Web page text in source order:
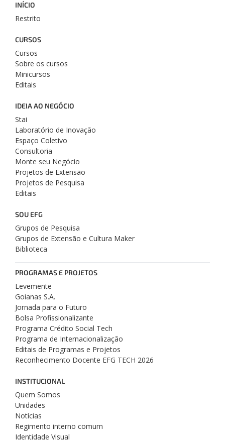
INÍCIO
Restrito
CURSOS
Cursos
Sobre os cursos
Minicursos
Editais
IDEIA AO NEGÓCIO
Stai
Laboratório de Inovação
Espaço Coletivo
Consultoria
Monte seu Negócio
Projetos de Extensão
Projetos de Pesquisa
Editais
SOU EFG
Grupos de Pesquisa
Grupos de Extensão e Cultura Maker
Biblioteca
PROGRAMAS E PROJETOS
Levemente
Goianas S.A.
Jornada para o Futuro
Bolsa Profissionalizante
Programa Crédito Social Tech
Programa de Internacionalização
Editais de Programas e Projetos
Reconhecimento Docente EFG TECH 2026
INSTITUCIONAL
Quem Somos
Unidades
Notícias
Regimento interno comum
Identidade Visual